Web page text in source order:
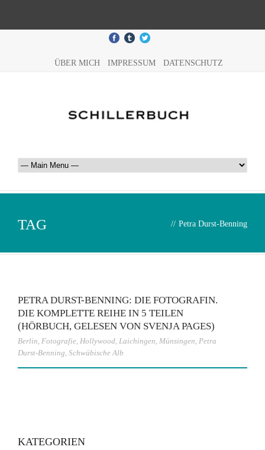
ÜBER MICH IMPRESSUM DATENSCHUTZ
TAG // Petra Durst-Benning
PETRA DURST-BENNING: DIE FOTOGRAFIN.
DIE KOMPLETTE REIHE IN 5 TEILEN
(HÖRBUCH, GELESEN VON SVENJA PAGES)
Berlin, Fotografie, Hollywood, Laichingen, Münsingen, Petra
Durst-Benning, Schwäbische Alb
KATEGORIEN